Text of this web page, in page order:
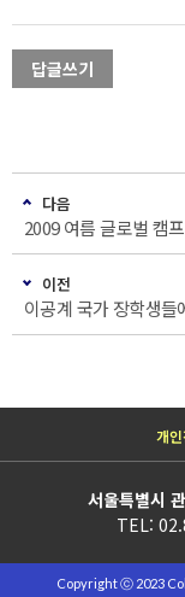
답글쓰기
다음
2009 여름 글로벌 캠
이전
이공계 국가 장학생들
개
서울특별시
TEL:
Copyright ⓒ 2023